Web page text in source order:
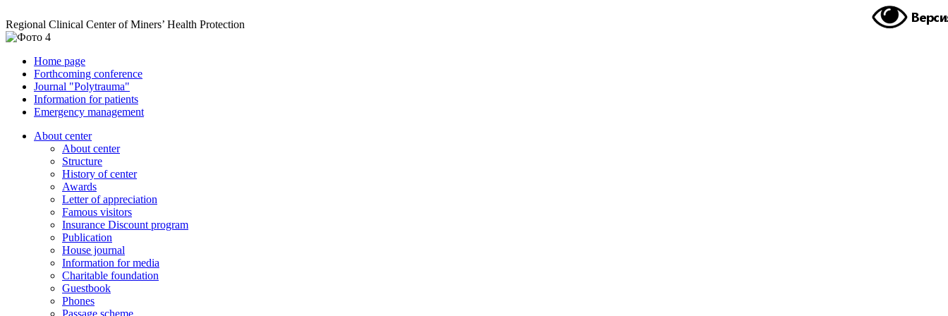
Regional Clinical Center of Miners’ Health Protection
Home page
Forthcoming conference
Journal "Polytrauma"
Information for patients
Emergency management
About center
About center
Structure
History of center
Awards
Letter of appreciation
Famous visitors
Insurance Discount program
Publication
House journal
Information for media
Charitable foundation
Guestbook
Phones
Passage scheme